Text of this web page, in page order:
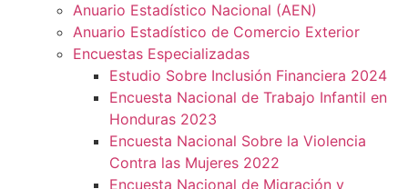
Anuario Estadístico Nacional (AEN)
Anuario Estadístico de Comercio Exterior
Encuestas Especializadas
Estudio Sobre Inclusión Financiera 2024
Encuesta Nacional de Trabajo Infantil en
Honduras 2023
Encuesta Nacional Sobre la Violencia
Contra las Mujeres 2022
Encuesta Nacional de Migración y